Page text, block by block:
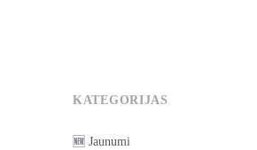
KATEGORIJAS
🆕 Jaunumi